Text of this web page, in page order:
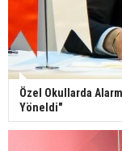
Özel Okullarda
Yöneldi"